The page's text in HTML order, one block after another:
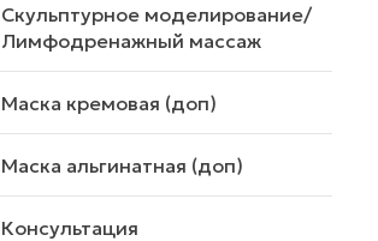
Скульптурное моделирование/
Лимфодренажный массаж
Маска кремовая (доп)
Маска альгинатная (доп)
Консультация